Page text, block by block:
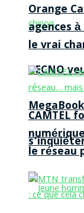
TECNO
Orange
agences
le vrai
CAMTEL
le réseau